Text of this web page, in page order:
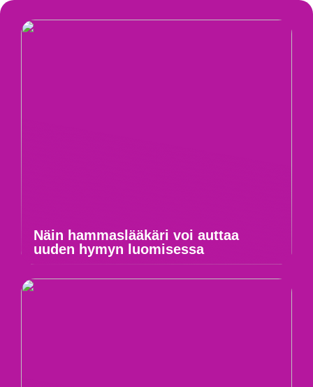
Näin hammaslääkäri voi auttaa
uuden hymyn luomisessa